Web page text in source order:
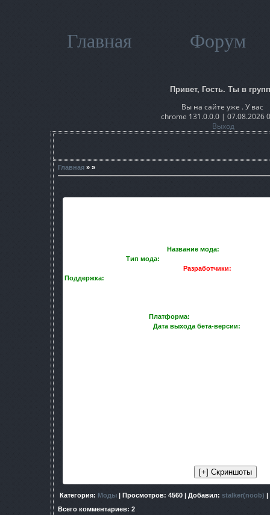
Главная Форум
Привет, Гость. Ты в
Вы на сайте уже . У вас
chrome 131.0.0.0 | 07.08.2026
Выход
Главная » »
Название мода:
Тип мода:
Разработчики:
Поддержка:
Платформа:
Дата выхода бета-версии:
Категория: Моды | Просмотров: 4560 | Добавил: stalker(noob) |
Всего комментариев: 2